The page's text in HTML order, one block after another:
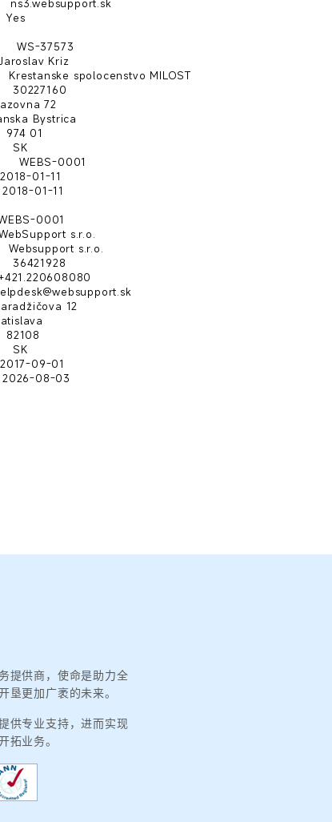
ns3.websupport.sk
Yes
WS-37573
Kriz
spolocenstvo MILOST
30227160
72
Bystrica
01
SK
WEBS-0001
01-11
01-11
0001
s.r.o.
s.r.o.
36421928
12
82108
SK
09-01
提供商，使命是助力全
垦更加广袤的未来。
供专业支持，进而实现
拓业务。